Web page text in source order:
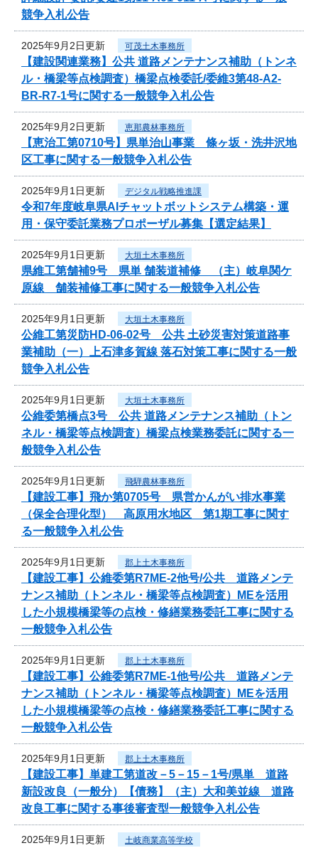
競争入札公告
2025年9月2日更新 可茂土木事務所
【建設関連業務】公共 道路メンテナンス補助（トンネ
ル・橋梁等点検調査）橋梁点検委託/委維3第48-A2-
BR-R7-1号に関する一般競争入札公告
2025年9月2日更新 恵那農林事務所
【恵治工第0710号】県単治山事業 條ヶ坂・洗井沢地
区工事に関する一般競争入札公告
2025年9月1日更新 デジタル戦略推進課
令和7年度岐阜県AIチャットボットシステム構築・運
用・保守委託業務プロポーザル募集【選定結果】
2025年9月1日更新 大垣土木事務所
県維工第舗補9号 県単 舗装道補修 （主）岐阜関ケ
原線 舗装補修工事に関する一般競争入札公告
2025年9月1日更新 大垣土木事務所
公維工第災防HD-06-02号 公共 土砂災害対策道路事
業補助（一）上石津多賀線 落石対策工事に関する一般
競争入札公告
2025年9月1日更新 大垣土木事務所
公維委第橋点3号 公共 道路メンテナンス補助（トン
ネル・橋梁等点検調査）橋梁点検業務委託に関する一
般競争入札公告
2025年9月1日更新 飛騨農林事務所
【建設工事】飛か第0705号 県営かんがい排水事業
（保全合理化型） 高原用水地区 第1期工事に関す
る一般競争入札公告
2025年9月1日更新 郡上土木事務所
【建設工事】公維委第R7ME-2他号/公共 道路メンテ
ナンス補助（トンネル・橋梁等点検調査）MEを活用
した小規模橋梁等の点検・修繕業務委託工事に関する
一般競争入札公告
2025年9月1日更新 郡上土木事務所
【建設工事】公維委第R7ME-1他号/公共 道路メンテ
ナンス補助（トンネル・橋梁等点検調査）MEを活用
した小規模橋梁等の点検・修繕業務委託工事に関する
一般競争入札公告
2025年9月1日更新 郡上土木事務所
【建設工事】単建工第道改－5－15－1号/県単 道路
新設改良（一般分）【債務】（主）大和美並線 道路
改良工事に関する事後審査型一般競争入札公告
2025年9月1日更新 土岐商業高等学校